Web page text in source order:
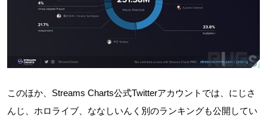
このほか、Streams Charts公式Twitterアカウントでは、にじさ
んじ、ホロライブ、ななしいんく別のランキングも公開してい